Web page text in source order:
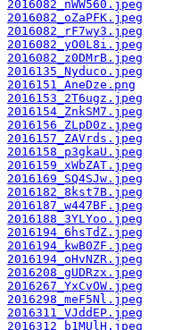
2016082_nWW560.jpeg
2016082_oZaPFK.jpeg
2016082_rF7wy3.jpeg
2016082_yO0L8i.jpeg
2016082_z0DMrB.jpeg
2016135_Nyduco.jpeg
2016151_AneDze.png
2016153_2T6ugz.jpeg
2016154_ZnkSM7.jpeg
2016156_ZLpD0z.jpeg
2016157_ZAVrds.jpeg
2016158_p3gkaU.jpeg
2016159_xWbZAT.jpeg
2016169_SQ4SJw.jpeg
2016182_8kst7B.jpeg
2016187_w447BF.jpeg
2016188_3YLYoo.jpeg
2016194_6hsTdZ.jpeg
2016194_kwB0ZF.jpeg
2016194_oHvNZR.jpeg
2016208_gUDRzx.jpeg
2016267_YxCvOW.jpeg
2016298_meF5Nl.jpeg
2016311_VJddEP.jpeg
2016312_b1MUlH.jpeg